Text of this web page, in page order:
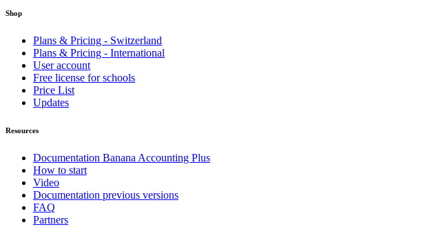
Shop
Plans & Pricing - Switzerland
Plans & Pricing - International
User account
Free license for schools
Price List
Updates
Resources
Documentation Banana Accounting Plus
How to start
Video
Documentation previous versions
FAQ
Partners